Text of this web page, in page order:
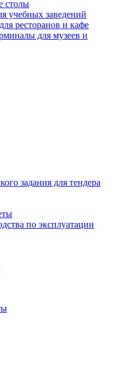
столы
учебных заведений
ресторанов и кафе
для музеев и
задания для тендера
по эксплуатации